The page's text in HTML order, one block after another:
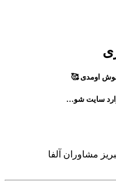
اومدی 🥰
سایت شو…